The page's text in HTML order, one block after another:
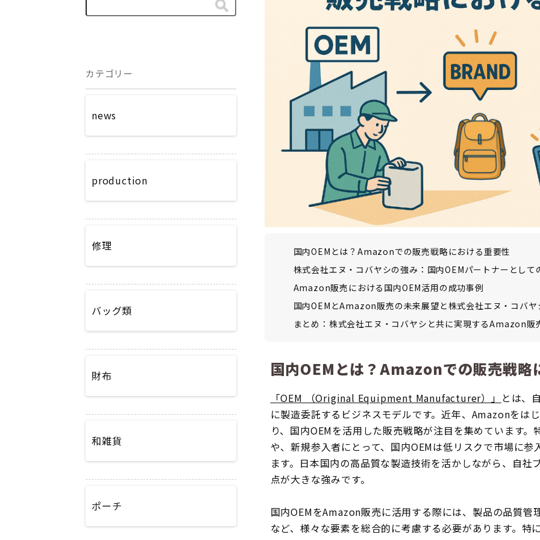
カテゴリー
news
production
修理
バッグ類
財布
和雑貨
ポーチ
国内OEMとは？Amazonでの販売戦略における重要性
株式会社エヌ・コバヤシの強み：国内OEMパートナーとして
Amazon販売における国内OEM活用の成功事例
国内OEMとAmazon販売の未来展望と株式会社エヌ・コバヤ
まとめ：株式会社エヌ・コバヤシと共に実現するAmazon販
国内OEMとは？Amazonでの販売戦略
「OEM （Original Equipment Manufacturer）」 とは、
に製造委託するビジネスモデルです。近年、Amazonをは
り、国内OEMを活用した販売戦略が注目を集めています
や、新規参入者にとって、国内OEMは低リスクで市場に
ます。日本国内の高品質な製造技術を活かしながら、自社
点が大きな強みです。
国内OEMをAmazon販売に活用する際には、製品の品質管
など、様々な要素を総合的に考慮する必要があります。特